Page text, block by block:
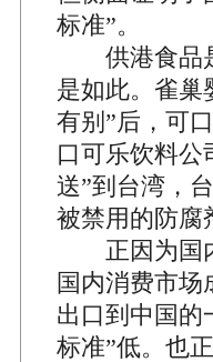
标准”。
供港食品是
是如此。雀巢
有别”后，可
口可乐饮料公
送”到台湾，
被禁用的防腐
正因为国内
国内消费市场
出口到中国的
标准”低。也